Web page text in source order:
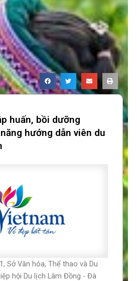
huấn, bồi dưỡng
hướng dẫn viên du
Sở Văn hóa, Thể thao và Du
hội Du lịch Lâm Đồng - Đà